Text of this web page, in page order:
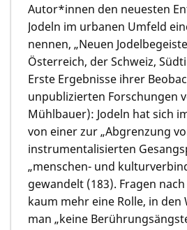
Autor*innen den neuesten
Jodeln im urbanen Umfeld
nennen, „Neuen
Österreich, der Schweiz,
Erste Ergebnisse ihrer
unpublizierten Forschungen
Mühlbauer): Jodeln hat sich
von einer zur „Abgrenzung
instrumentalisierten
„menschen- und
gewandelt (183). Fragen
kaum mehr eine Rolle, in den
man „keine